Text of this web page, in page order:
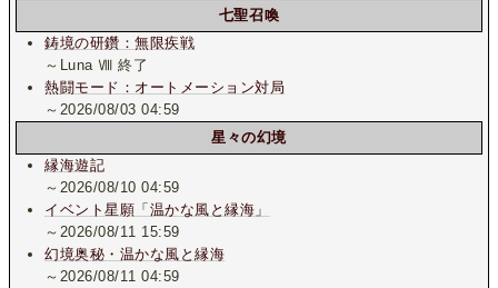
七聖召喚
鋳境の研鑽：無限疾戦
～Luna Ⅷ 終了
熱闘モード：オートメーション対局
～2026/08/03 04:59
星々の幻境
縁海遊記
～2026/08/10 04:59
イベント星願「温かな風と縁海」
～2026/08/11 15:59
幻境奥秘・温かな風と縁海
～2026/08/11 04:59